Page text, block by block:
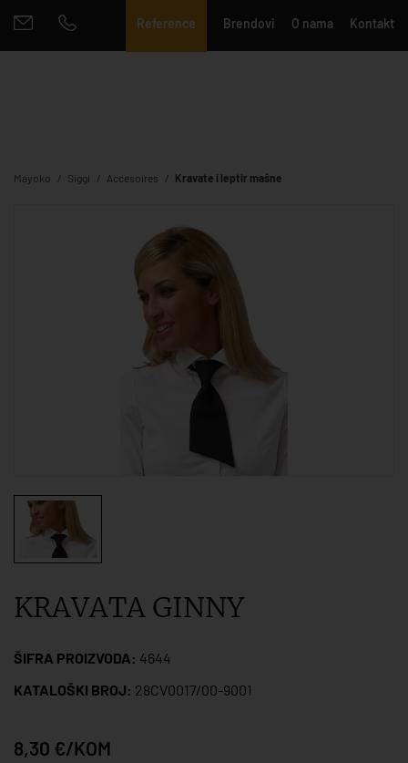
Reference Brendovi O nama Kontakt
Mayoko Siggi Accesoires Kravate i leptir mašne
KRAVATA GINNY
ŠIFRA PROIZVODA: 4644
KATALOŠKI BROJ: 28CV0017/00-9001
8,30 €/KOM